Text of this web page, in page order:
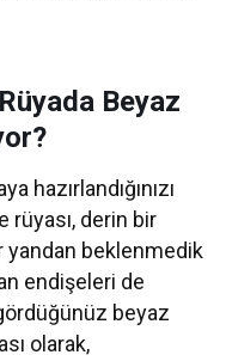
Beyaz
hazırlandığınızı
rüyası, derin bir
yandan beklenmedik
endişeleri de
beyaz
olarak,